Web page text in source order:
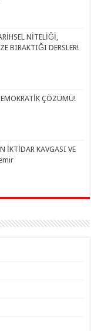
NİTELİĞİ,
BIRAKTIĞI DERSLER!
ÇÖZÜMÜ!
İKTİDAR KAVGASI VE